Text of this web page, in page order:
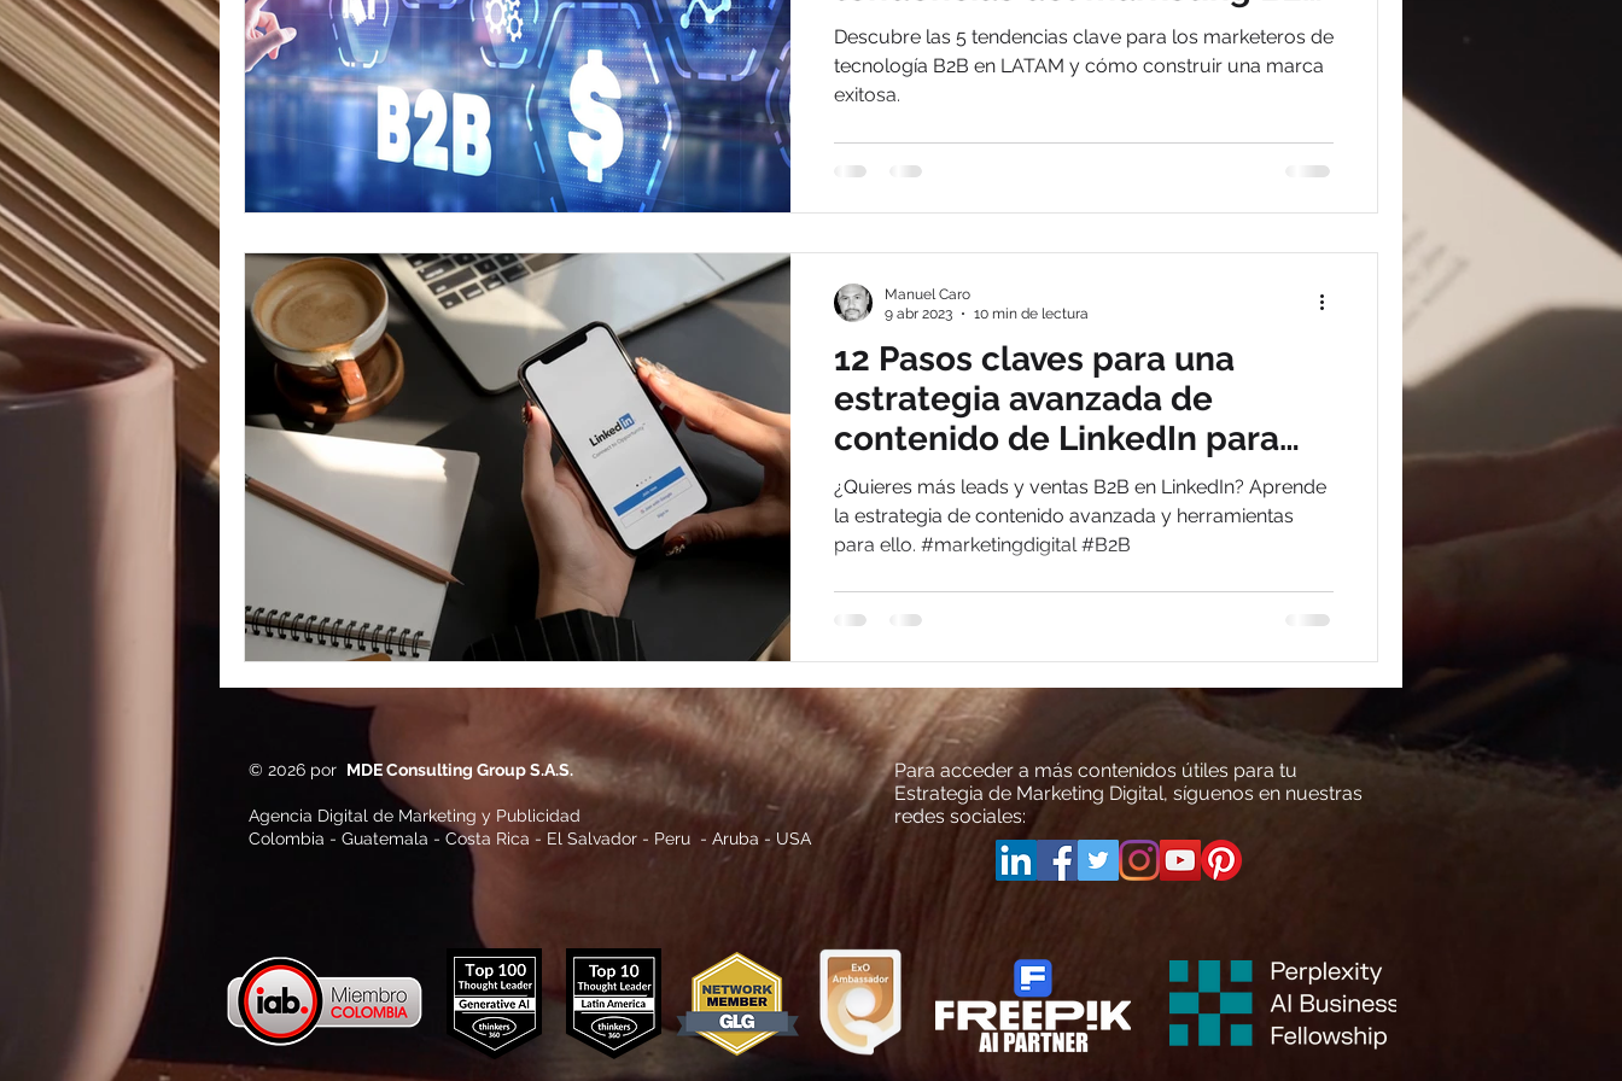
Marketing Digital Opinión personal Transformación personal
Redes Sociales Instagram Contenidos Digitales trabajo
digital nomad job trabajos digitales
en la era digital
Descubre las 5 tendencias clave para los marketeros de
tecnología B2B en LATAM y cómo construir una marca
exitosa.
12 Pasos claves para una
estrategia avanzada de
contenido de LinkedIn para
más prospectos y ventas
¿Quieres más leads y ventas B2B en LinkedIn? Aprende
la estrategia de contenido avanzada y herramientas
para ello. #marketingdigital #B2B
Manuel Caro
9 abr 2023
10 min de lectura
© 2026 por MDE Consulting Group S.A.S.
Agencia Digital de Marketing y Publicidad
Colombia - Guatemala - Costa Rica - El Salvador - Peru - Aruba - USA
Para acceder a más contenidos útiles para tu
Estrategia de Marketing Digital, síguenos en nuestras
redes sociales: